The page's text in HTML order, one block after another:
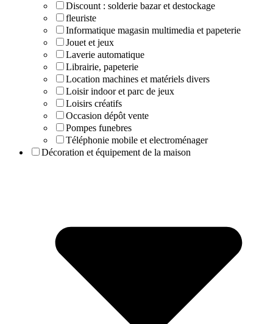
Discount : solderie bazar et destockage
fleuriste
Informatique magasin multimedia et papeterie
Jouet et jeux
Laverie automatique
Librairie, papeterie
Location machines et matériels divers
Loisir indoor et parc de jeux
Loisirs créatifs
Occasion dépôt vente
Pompes funebres
Téléphonie mobile et electroménager
Décoration et équipement de la maison